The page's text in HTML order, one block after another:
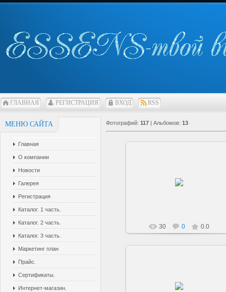
ГЛАВНАЯ РЕГИСТРАЦИЯ ВХОД RSS
МЕНЮ САЙТА
Главная
О компании
Новости
Галерея
Регистрация
Каталог. 1 часть.
Каталог. 2 часть.
Каталог. 3 часть.
Маркетинг план
Прайс.
Сертификаты.
Интернет-магазин.
Фотографий: 117 | Альбомов: 13
30 0 0.0